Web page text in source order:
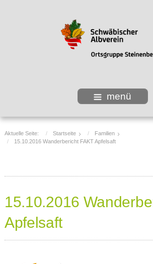
menü
Aktuelle Seite: Startseite
Familien
15.10.2016 Wanderbericht FAKT Apfelsaft
15.10.2016
Apfelsaft